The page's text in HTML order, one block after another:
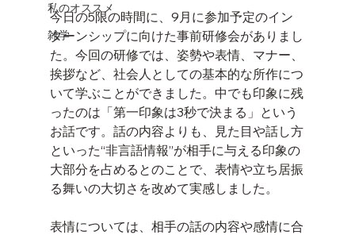
私のオススメ
雑学
今日の5限の時間に、9月に参加予定のイン
ターンシップに向けた事前研修会がありまし
た。今回の研修では、姿勢や表情、マナー、
挨拶など、社会人としての基本的な所作につ
いて学ぶことができました。中でも印象に残
ったのは「第一印象は3秒で決まる」という
お話です。話の内容よりも、見た目や話し方
といった“非言語情報”が相手に与える印象の
大部分を占めるとのことで、表情や立ち居振
る舞いの大切さを改めて実感しました。
表情については、相手の話の内容や感情に合